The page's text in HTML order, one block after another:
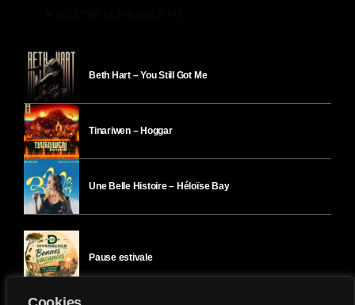
Beth Hart – You Still Got Me
Tinariwen – Hoggar
Une Belle Histoire – Héloïse Bay
Pause estivale